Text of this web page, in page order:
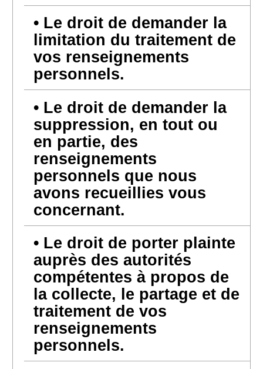
Le droit de demander la
limitation du traitement de
vos renseignements
personnels.
Le droit de demander la
suppression, en tout ou
en partie, des
renseignements
personnels que nous
avons recueillies vous
concernant.
Le droit de porter plainte
auprès des autorités
compétentes à propos de
la collecte, le partage et de
traitement de vos
renseignements
personnels.